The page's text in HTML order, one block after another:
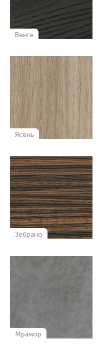
Венге
Ясень
Зебрано
Мрамор